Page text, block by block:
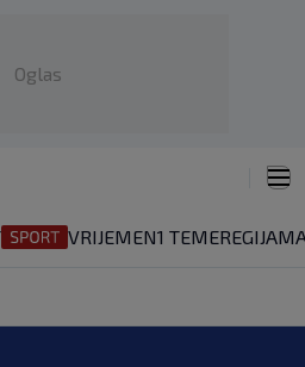
Oglas
VRIJEMEN1 TEMEREGIJA